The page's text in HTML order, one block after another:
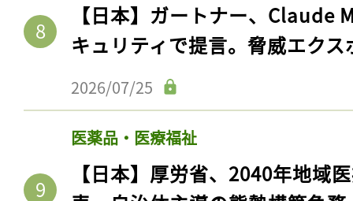
【日本】ガートナー、Claude
キュリティで提言。脅威エク
2026/07/25
医薬品・医療福祉
【日本】厚労省、2040年地域